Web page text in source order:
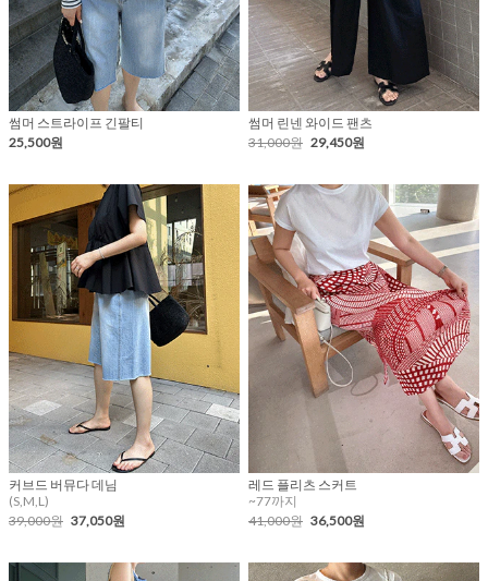
썸머 스트라이프 긴팔티
25,500원
썸머 린넨 와이드 팬츠
31,000원 29,450원
커브드 버뮤다 데님
(S,M,L)
39,000원 37,050원
레드 플리츠 스커트
~77까지
41,000원 36,500원